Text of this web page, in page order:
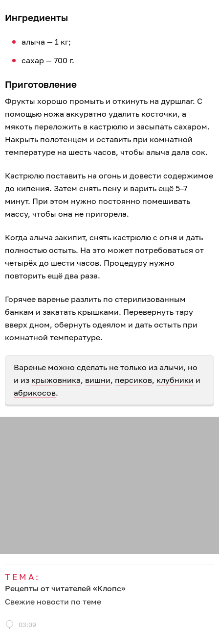
Ингредиенты
алыча — 1 кг;
сахар — 700 г.
Приготовление
Фрукты хорошо промыть и откинуть на дуршлаг. С
помощью ножа аккуратно удалить косточки, а
мякоть переложить в кастрюлю и засыпать сахаром.
Накрыть полотенцем и оставить при комнатной
температуре на шесть часов, чтобы алыча дала сок.
Кастрюлю поставить на огонь и довести содержимое
до кипения. Затем снять пену и варить ещё 5–7
минут. При этом нужно постоянно помешивать
массу, чтобы она не пригорела.
Когда алыча закипит, снять кастрюлю с огня и дать
полностью остыть. На это может потребоваться от
четырёх до шести часов. Процедуру нужно
повторить ещё два раза.
Горячее варенье разлить по стерилизованным
банкам и закатать крышками. Перевернуть тару
вверх дном, обернуть одеялом и дать остыть при
комнатной температуре.
Варенье можно сделать не только из алычи, но
и из крыжовника, вишни, персиков, клубники и
абрикосов.
ТЕМА:
Рецепты от читателей «Клопс»
Свежие новости по теме
03:09